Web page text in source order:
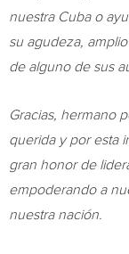
nuestra Cubao
su agudeza,
de alguno de sus
Gracias, hermano
querida y por esta
gran honor de
empoderando a
nuestra nación.